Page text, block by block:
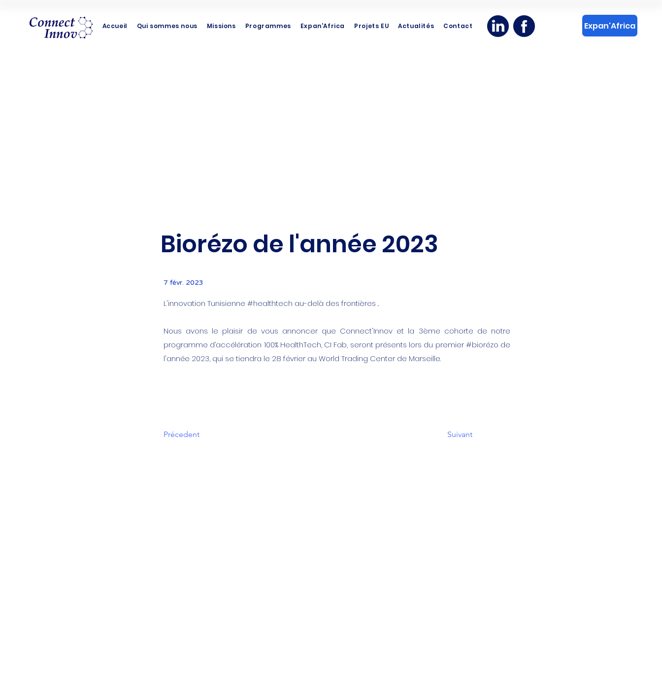
Accueil Qui sommes nous Missions Programmes Expan'Africa Projets EU Actualités Contact Expan'Africa
Biorézo de l'année 2023
7 févr. 2023
L'innovation Tunisienne #healthtech au-delà des frontières ..
Nous avons le plaisir de vous annoncer que Connect'Innov et la 3ème cohorte de notre
programme d’accélération 100% HealthTech, CI Fab, seront présents lors du premier #biorézo de
l'année 2023, qui se tiendra le 28 février au World Trading Center de Marseille.
Précedent Suivant